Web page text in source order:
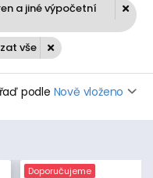
a jiné výpočetní
vše
podle Nově vloženo
Doporučujeme